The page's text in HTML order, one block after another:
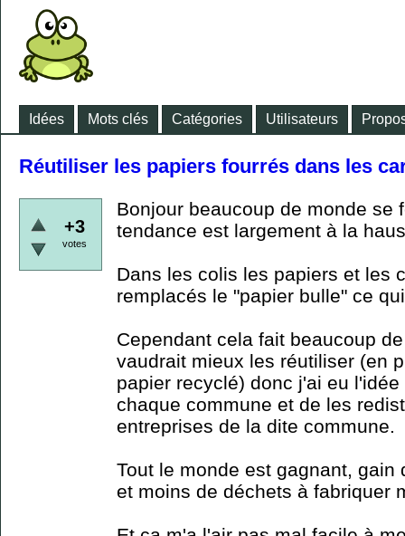
Idées Mots clés Catégories Utilisateurs
Réutiliser les papiers fourrés dans les
+3
votes
Bonjour beaucoup de monde se
tendance est largement à la
Dans les colis les papiers et les
remplacés le "papier bulle" ce
Cependant cela fait beaucoup
vaudrait mieux les réutiliser (en
papier recyclé) donc j'ai eu
chaque commune et de les
entreprises de la dite commune.
Tout le monde est gagnant,
et moins de déchets à fabriquer